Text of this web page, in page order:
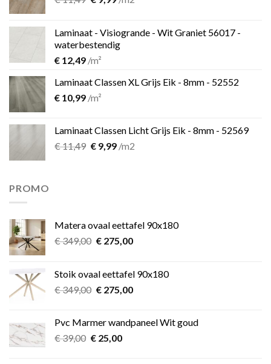
€ 11,49.€ 9,99.
Laminaat - Visiogrande - Wit Graniet 56017 -
waterbestendig
€ 12,49 /m²
Laminaat Classen XL Grijs Eik - 8mm - 52552
€ 10,99 /m²
Laminaat Classen Licht Grijs Eik - 8mm - 52569
€11,49 Oorspronkelijke
€9,99Huidige
/m2
PROMO
Matera ovaal eettafel 90x180
€349,00 Oorspronkelijke
€ 349,00.
€275,00Huidige
€ 275,00.
Stoik ovaal eettafel 90x180
€349,00 Oorspronkelijke
€ 349,00.
€275,00Huidige
€ 275,00.
Pvc Marmer wandpaneel Wit goud
€39,00 Oorspronkelijke
€25,00Huidige